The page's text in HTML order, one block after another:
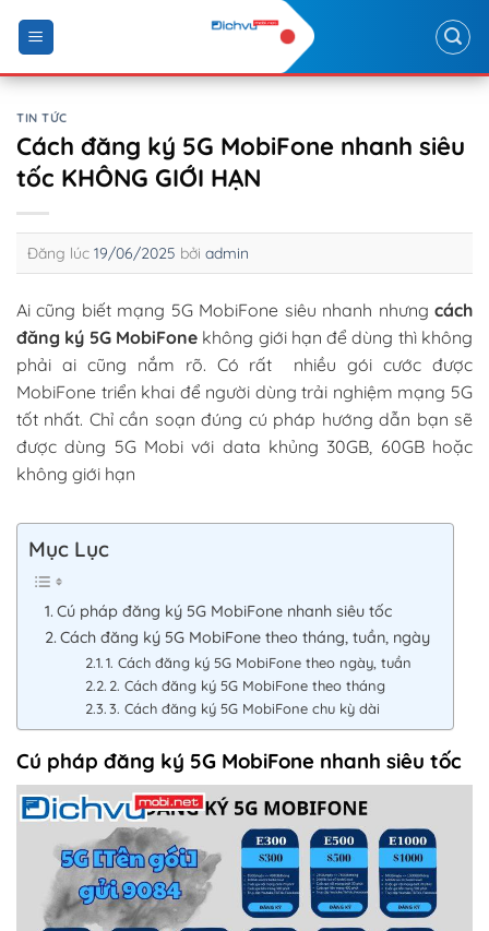
content
TIN TỨC
Cách đăng ký 5G MobiFone nhanh siêu
tốc KHÔNG GIỚI HẠN
Đăng lúc 19/06/2025 bởi admin
Ai cũng biết mạng 5G MobiFone siêu nhanh nhưng cách
đăng ký 5G MobiFonekhông giới hạn để dùng thì không
phải ai cũng nắm rõ. Có rất nhiều gói cước được
MobiFone triển khai để người dùng trải nghiệm mạng 5G
tốt nhất. Chỉ cần soạn đúng cú pháp hướng dẫn bạn sẽ
được dùng 5G Mobi với data khủng 30GB, 60GB hoặc
không giới hạn
Mục Lục
Cú pháp đăng ký 5G MobiFone nhanh siêu tốc
Cách đăng ký 5G MobiFone theo tháng, tuần, ngày
1. Cách đăng ký 5G MobiFone theo ngày, tuần
2. Cách đăng ký 5G MobiFone theo tháng
3. Cách đăng ký 5G MobiFone chu kỳ dài
Cú pháp đăng ký 5G MobiFone nhanh siêu tốc